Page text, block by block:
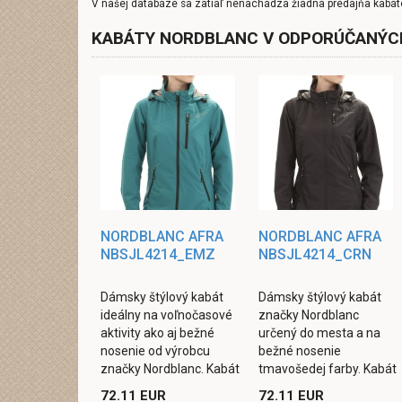
V našej databáze sa zatiaľ nenachádza žiadna predajňa
KABÁTY NORDBLANC V
NORDBLANC AFRA
NBSJL4214_EMZ
Dámsky štýlový kabát
ideálny na voľnočasové
aktivity ako aj bežné
nosenie od výrobcu
značky Nordblanc. Kabát
72.11 EUR
NORDBLANC AFRA
NBSJL4214_CRN
Dámsky štýlový kabát
značky Nordblanc
určený do mesta a na
bežné nosenie
tmavošedej farby. Kabát
72.11 EUR